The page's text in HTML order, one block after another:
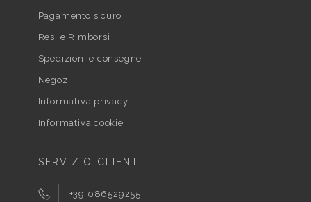
Pagamento sicuro
Resi e Rimborsi
Spedizioni e consegne
Negozi
Informativa privacy
Informativa cookie
SERVIZIO CLIENTI
+39 086529255